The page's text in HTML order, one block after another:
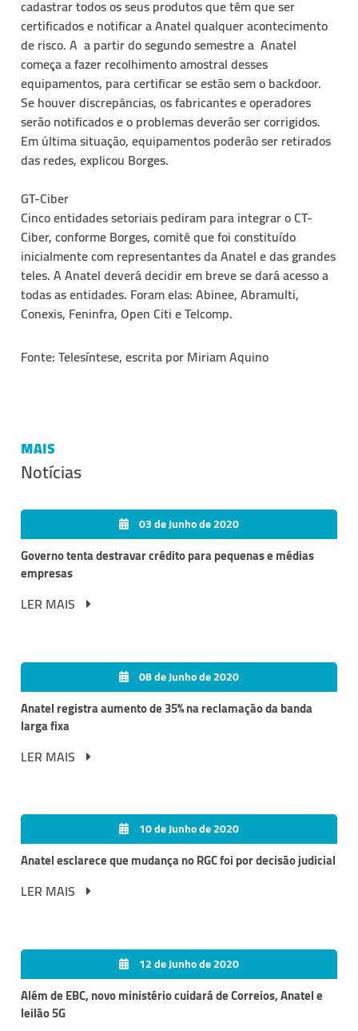
cadastrar todos os seus produtos que têm que ser
certificados e notificar a Anatel qualquer acontecimento
de risco. A a partir do segundo semestre a Anatel
começa a fazer recolhimento amostral desses
equipamentos, para certificar se estão sem o backdoor.
Se houver discrepâncias, os fabricantes e operadores
serão notificados e o problemas deverão ser corrigidos.
Em última situação, equipamentos poderão ser retirados
das redes, explicou Borges.
GT-Ciber
Cinco entidades setoriais pediram para integrar o CT-
Ciber, conforme Borges, comitê que foi constituído
inicialmente com representantes da Anatel e das grandes
teles. A Anatel deverá decidir em breve se dará acesso a
todas as entidades. Foram elas: Abinee, Abramulti,
Conexis, Feninfra, Open Citi e Telcomp.
Fonte: Telesíntese, escrita por Miriam Aquino
MAIS
Notícias
03 de Junho de 2020
Governo tenta destravar crédito para pequenas e médias
empresas
LER MAIS
08 de Junho de 2020
Anatel registra aumento de 35% na reclamação da banda
larga fixa
LER MAIS
10 de Junho de 2020
Anatel esclarece que mudança no RGC foi por decisão judicial
LER MAIS
12 de Junho de 2020
Além de EBC, novo ministério cuidará de Correios, Anatel e
leilão 5G